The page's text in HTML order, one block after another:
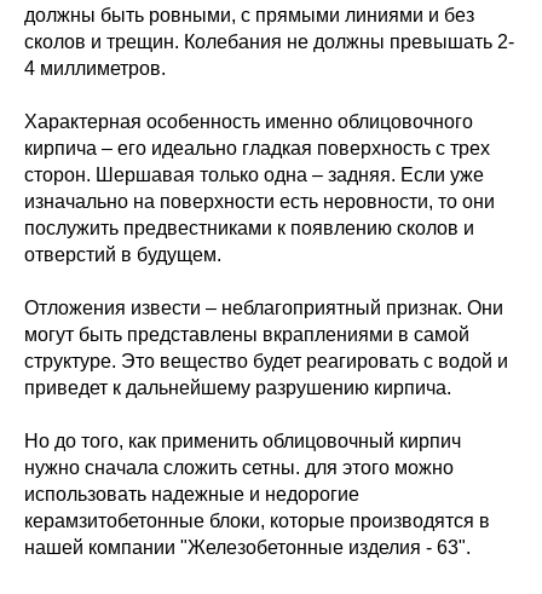
должны быть ровными, с прямыми линиями и без
сколов и трещин. Колебания не должны превышать 2-
4 миллиметров.
Характерная особенность именно облицовочного
кирпича – его идеально гладкая поверхность с трех
сторон. Шершавая только одна – задняя. Если уже
изначально на поверхности есть неровности, то они
послужить предвестниками к появлению сколов и
отверстий в будущем.
Отложения извести – неблагоприятный признак. Они
могут быть представлены вкраплениями в самой
структуре. Это вещество будет реагировать с водой и
приведет к дальнейшему разрушению кирпича.
Но до того, как применить облицовочный кирпич
нужно сначала сложить сетны. для этого можно
использовать надежные и недорогие
керамзитобетонные блоки, которые производятся в
нашей компании "Железобетонные изделия - 63".